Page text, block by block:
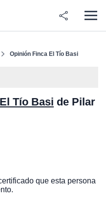
Opinión Finca El Tío Basi
Tío Basi de Pilar
que esta persona